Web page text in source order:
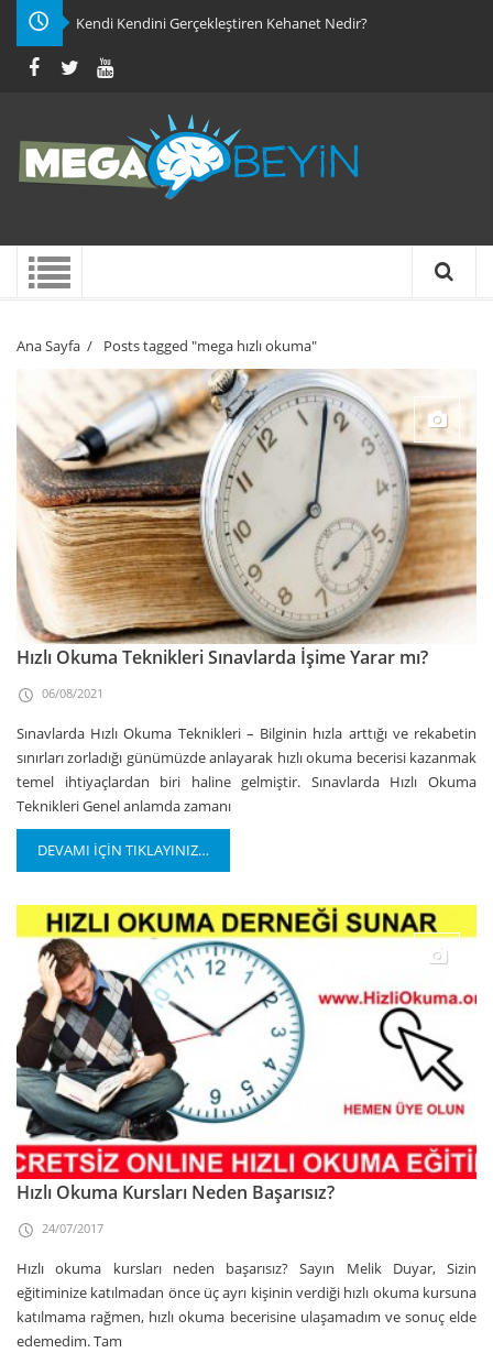
Kendi Kendini Gerçekleştiren Kehanet Nedir?
Ana Sayfa / Posts tagged "mega hızlı okuma"
Hızlı Okuma Teknikleri Sınavlarda İşime Yarar mı?
06/08/2021
Sınavlarda Hızlı Okuma Teknikleri – Bilginin hızla arttığı ve rekabetin
sınırları zorladığı günümüzde anlayarak hızlı okuma becerisi kazanmak
temel ihtiyaçlardan biri haline gelmiştir. Sınavlarda Hızlı Okuma
Teknikleri Genel anlamda zamanı
DEVAMI İÇİN TIKLAYINIZ…
Hızlı Okuma Kursları Neden Başarısız?
24/07/2017
Hızlı okuma kursları neden başarısız? Sayın Melik Duyar, Sizin
eğitiminize katılmadan önce üç ayrı kişinin verdiği hızlı okuma kursuna
katılmama rağmen, hızlı okuma becerisine ulaşamadım ve sonuç elde
edemedim. Tam